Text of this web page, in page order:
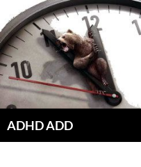
Hoppa
till
innehåll
ADHD ADD